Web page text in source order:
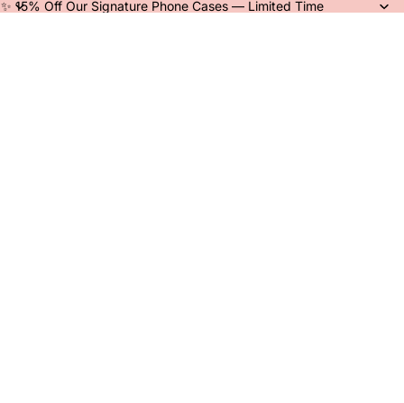
✨ 15% Off Our Signature Phone Cases — Limited Time